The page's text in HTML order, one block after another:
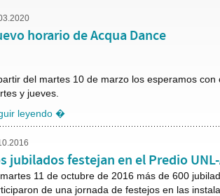
horario de Acqua Dance
del martes 10 de marzo los esperamos
y jueves.
leyendo �
jubilados festejan en el Predio UNL-
11 de octubre de 2016 más de 600
de una jornada de festejos en las